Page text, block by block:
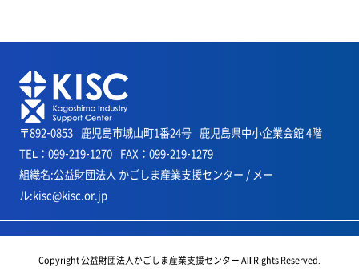
〒892-0853 鹿児島市城山町1番24号 鹿児島県中小企業会館 4階
TEL：099-219-1270 FAX：099-219-1279
組織名:公益財団法人 かごしま産業支援センター / メー
ル:kisc@kisc.or.jp
Copyright 公益財団法人かごしま産業支援センター All Rights Reserved.